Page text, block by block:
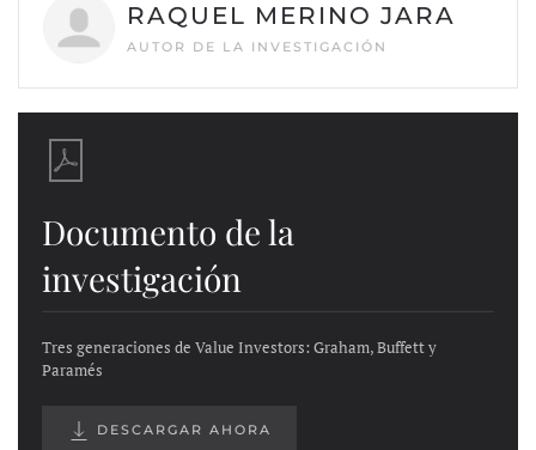
RAQUEL MERINO JARA
AUTOR DE LA INVESTIGACIÓN
Documento de la
investigación
Tres generaciones de Value Investors: Graham, Buffett y
Paramés
DESCARGAR AHORA